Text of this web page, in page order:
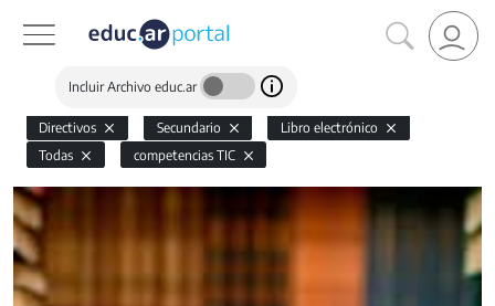
Incluir Archivo educ.ar
Directivos Secundario
Libro electrónico
Todas
competencias TIC